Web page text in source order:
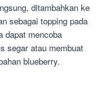
ditambahkan ke
sebagai topping pada
dapat mencoba
segar atau membuat
blueberry.